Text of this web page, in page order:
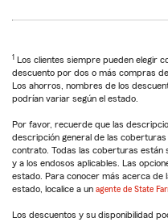
1 Los clientes siempre pueden elegir
descuento por dos o más compras
Los ahorros, nombres de los
podrían variar según el estado.
Por favor, recuerde que las
descripción general de las
contrato. Todas las coberturas están
y a los endosos aplicables. Las
estado. Para conocer más acerca de
estado, localice a un agente de State
Los descuentos y su disponibilidad